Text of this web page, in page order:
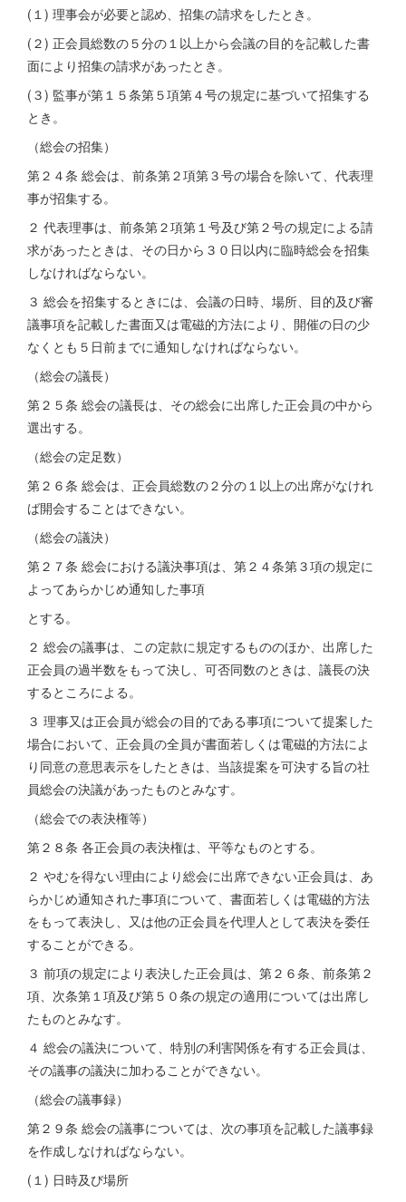
(１) 理事会が必要と認め、招集の請求をしたとき。
(２) 正会員総数の５分の１以上から会議の目的を記載した書
面により招集の請求があったとき。
(３) 監事が第１５条第５項第４号の規定に基づいて招集する
とき。
（総会の招集）
第２４条 総会は、前条第２項第３号の場合を除いて、代表理
事が招集する。
２ 代表理事は、前条第２項第１号及び第２号の規定による請
求があったときは、その日から３０日以内に臨時総会を招集
しなければならない。
３ 総会を招集するときには、会議の日時、場所、目的及び審
議事項を記載した書面又は電磁的方法により、開催の日の少
なくとも５日前までに通知しなければならない。
（総会の議長）
第２５条 総会の議長は、その総会に出席した正会員の中から
選出する。
（総会の定足数）
第２６条 総会は、正会員総数の２分の１以上の出席がなけれ
ば開会することはできない。
（総会の議決）
第２７条 総会における議決事項は、第２４条第３項の規定に
よってあらかじめ通知した事項
とする。
２ 総会の議事は、この定款に規定するもののほか、出席した
正会員の過半数をもって決し、可否同数のときは、議長の決
するところによる。
３ 理事又は正会員が総会の目的である事項について提案した
場合において、正会員の全員が書面若しくは電磁的方法によ
り同意の意思表示をしたときは、当該提案を可決する旨の社
員総会の決議があったものとみなす。
（総会での表決権等）
第２８条 各正会員の表決権は、平等なものとする。
２ やむを得ない理由により総会に出席できない正会員は、あ
らかじめ通知された事項について、書面若しくは電磁的方法
をもって表決し、又は他の正会員を代理人として表決を委任
することができる。
３ 前項の規定により表決した正会員は、第２６条、前条第２
項、次条第１項及び第５０条の規定の適用については出席し
たものとみなす。
４ 総会の議決について、特別の利害関係を有する正会員は、
その議事の議決に加わることができない。
（総会の議事録）
第２９条 総会の議事については、次の事項を記載した議事録
を作成しなければならない。
(１) 日時及び場所